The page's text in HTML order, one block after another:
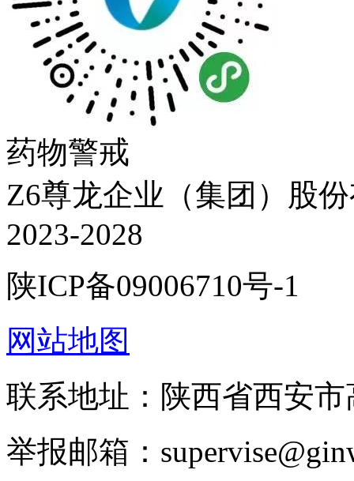
药物警戒
Z6尊龙企业（集团）股
2023-2028
陕ICP备09006710号-1
网站地图
联系地址：陕西省西安
举报邮箱：